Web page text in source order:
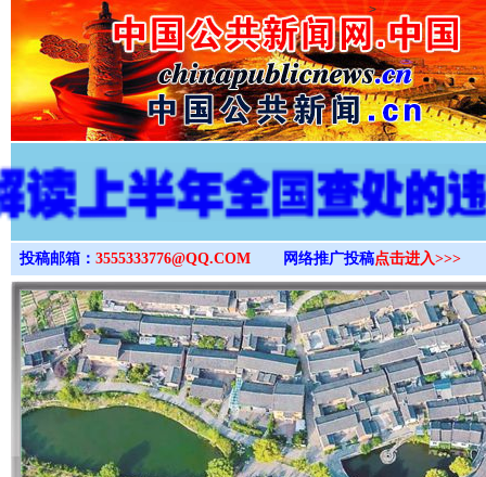
>
投稿邮箱： 3555333776@QQ.COM 网络推广投稿点击进入>>>